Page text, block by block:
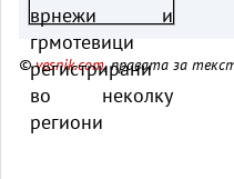
©vesnik.com, правата за